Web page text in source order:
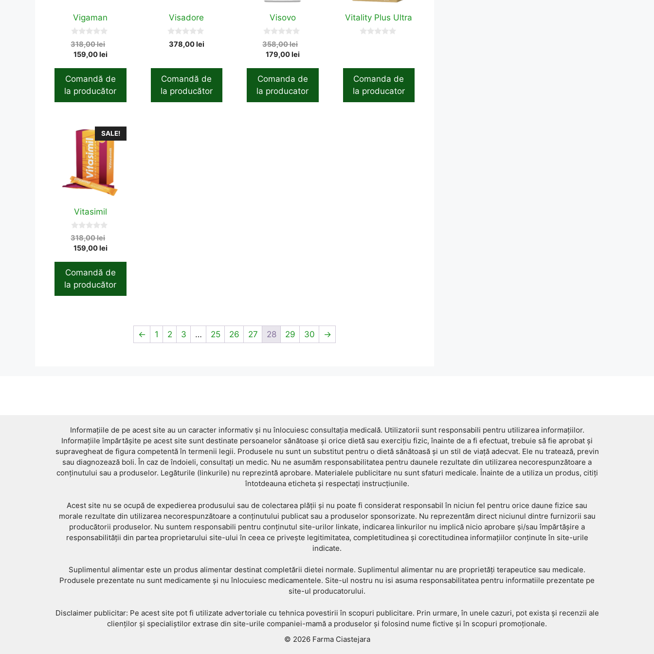
Vigaman
0
o
u
o
f
5
318,00lei
318,00 lei.
159,00leiCurrent
is:
159,00 lei.
Comandă de
la producător
Visadore
0
o
o
f
5
378,00lei
Comandă de
la producător
Visovo
0
o
u
o
f
5
358,00lei
179,00leiCurrent
is:
179,00 lei.
Comanda de
la producator
Vitality Plus Ultra
o
f
5
Comanda de
la producator
SALE!
Vitasimil
0
o
u
o
f
5
318,00lei
318,00 lei.
159,00leiCurrent
is:
159,00 lei.
Comandă de
la producător
← 1 2 3 … 25 26 27 28 29 30 →
Informațiile de pe acest site au un caracter informativ și nu înlocuiesc consultația medicală. Utilizatorii sunt responsabili pentru utilizarea informațiilor.
Informațiile împărtășite pe acest site sunt destinate persoanelor sănătoase și orice dietă sau exercițiu fizic, înainte de a fi efectuat, trebuie să fie aprobat și
supravegheat de figura competentă în termenii legii. Produsele nu sunt un substitut pentru o dietă sănătoasă și un stil de viață adecvat. Ele nu tratează, previn
sau diagnozează boli. În caz de îndoieli, consultați un medic. Nu ne asumăm responsabilitatea pentru daunele rezultate din utilizarea necorespunzătoare a
conținutului sau a produselor. Legăturile (linkurile) nu reprezintă aprobare. Materialele publicitare nu sunt sfaturi medicale. Înainte de a utiliza un produs, citiți
întotdeauna eticheta și respectați instrucțiunile.
Acest site nu se ocupă de expedierea produsului sau de colectarea plății și nu poate fi considerat responsabil în niciun fel pentru orice daune fizice sau
morale rezultate din utilizarea necorespunzătoare a conținutului publicat sau a produselor sponsorizate. Nu reprezentăm direct niciunul dintre furnizorii sau
producătorii produselor. Nu suntem responsabili pentru conținutul site-urilor linkate, indicarea linkurilor nu implică nicio aprobare și/sau împărtășire a
responsabilității din partea proprietarului site-ului în ceea ce privește legitimitatea, completitudinea și corectitudinea informațiilor conținute în site-urile
indicate.
Suplimentul alimentar este un produs alimentar destinat completării dietei normale. Suplimentul alimentar nu are proprietăți terapeutice sau medicale.
Produsele prezentate nu sunt medicamente și nu înlocuiesc medicamentele. Site-ul nostru nu isi asuma responsabilitatea pentru informatiile prezentate pe
site-ul producatorului.
Disclaimer publicitar: Pe acest site pot fi utilizate advertoriale cu tehnica povestirii în scopuri publicitare. Prin urmare, în unele cazuri, pot exista și recenzii ale
clienților și specialiștilor extrase din site-urile companiei-mamă a produselor și folosind nume fictive și în scopuri promoționale.
© 2026 Farma Ciastejara